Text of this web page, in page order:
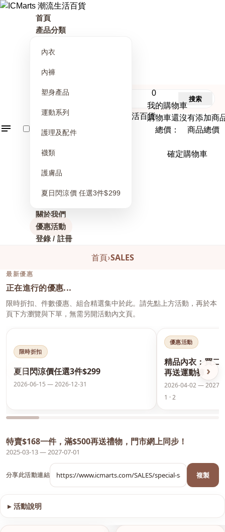
首頁
產品分類
內衣
內褲
塑身產品
運動系列
護理及配件
襪類
護膚品
夏日閃涼價 任選3件$299
關於我們
優惠活動
登錄 / 註冊
0
我的購物車
購物車還沒有添加商
總價： 商品總價
確定購物車
搜索
首頁›SALES
最新優惠
正在進行的優惠...
限時折扣、件數優惠、組合精選集中於此。請先點上方活動，再於本
頁下方瀏覽與下單，無需另開活動內文頁。
‹ ›
限時折扣
夏日閃涼價任選3件$299
2026-06-15 — 2026-12-31
優惠活動
精品內衣：買二
再送運動褲
2026-04-02 — 2027-
1 · 2
特賣$168一件，滿$500再送禮物，門市網上同步！
2025-03-13 — 2027-07-01
分享此活動連結 複製
▸ 活動說明
查看圖片